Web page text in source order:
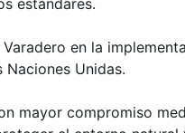
estándares.
en la
Unidas.
mayor compromiso